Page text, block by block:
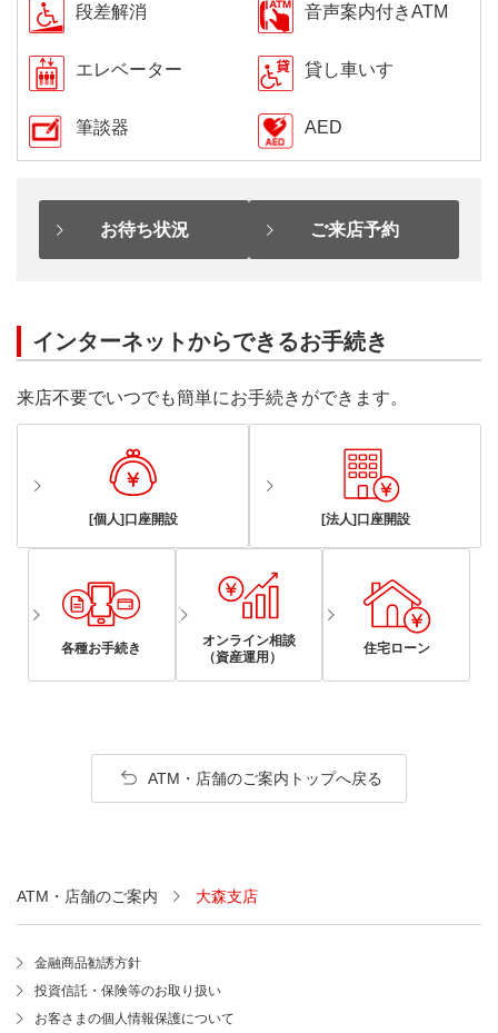
段差解消 音声案内付きATM
エレベーター 貸し車いす
筆談器 AED
お待ち状況 ご来店予約
インターネットからできるお手続き
来店不要でいつでも簡単にお手続きができます。
[個人]口座開設 [法人]口座開設
各種お手続き
オンライン相談
（資産運用）
住宅ローン
ATM・店舗のご案内トップへ戻る
ATM・店舗のご案内 大森支店
金融商品勧誘方針
投資信託・保険等のお取り扱い
お客さまの個人情報保護について